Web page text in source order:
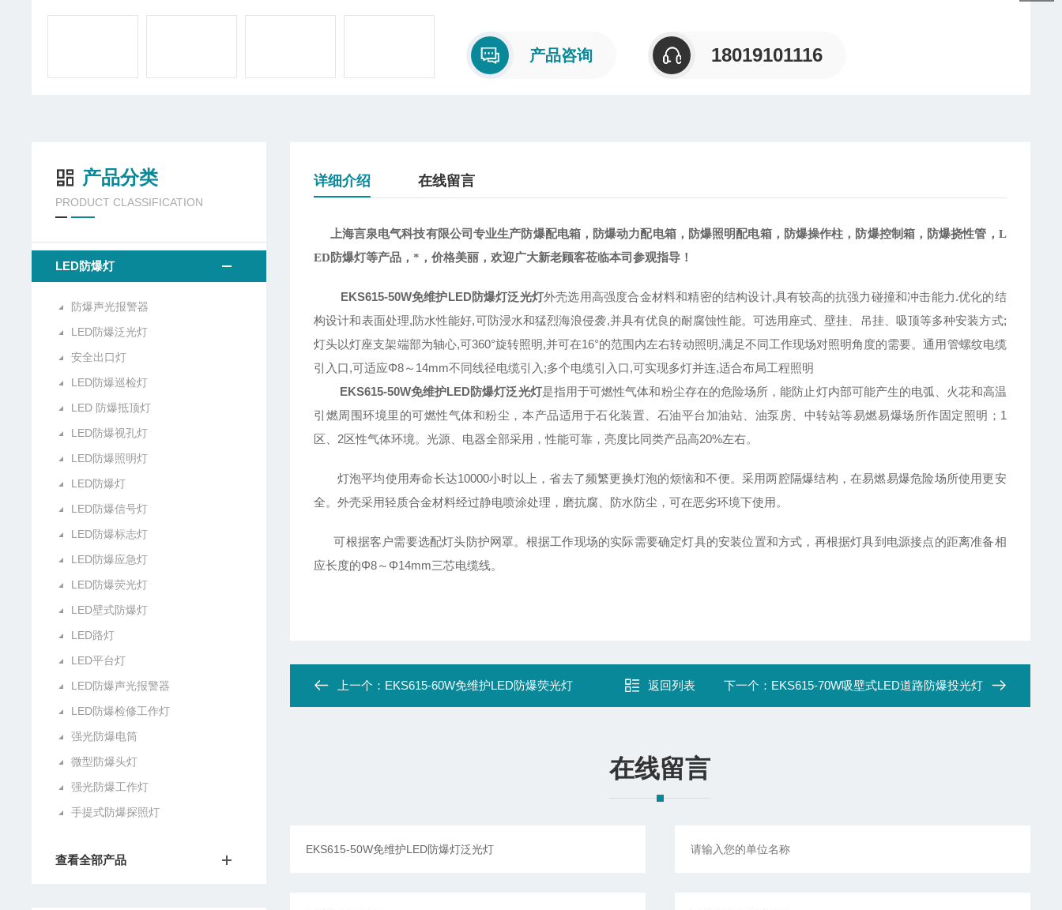
产品咨询 18019101116
产品分类
PRODUCT CLASSIFICATION
LED防爆灯
防爆声光报警器
LED防爆泛光灯
安全出口灯
LED防爆巡检灯
LED 防爆抵顶灯
LED防爆视孔灯
LED防爆照明灯
LED防爆灯
LED防爆信号灯
LED防爆标志灯
LED防爆应急灯
LED防爆荧光灯
LED壁式防爆灯
LED路灯
LED平台灯
LED防爆声光报警器
LED防爆检修工作灯
强光防爆电筒
微型防爆头灯
强光防爆工作灯
手提式防爆探照灯
查看全部产品
详细介绍 在线留言
上海言泉电气科技有限公司专业生产防爆配电箱，防爆动力配电箱，防爆照明配电箱，防爆操作柱，防爆控制箱，防爆挠性管， L
ED防爆灯等产品，*，价格美丽，欢迎广大新老顾客莅临本司参观指导！
EKS615-50W免维护LED防爆灯泛光灯外壳选用高强度合金材料和精密的结构设计,具有较高的抗强力碰撞和冲击能力.优化的结
构设计和表面处理,防水性能好,可防浸水和猛烈海浪侵袭,并具有优良的耐腐蚀性能。可选用座式、壁挂、吊挂、吸顶等多种安装方式;
灯头以灯座支架端部为轴心,可360°旋转照明,并可在16°的范围内左右转动照明,满足不同工作现场对照明角度的需要。通用管螺纹电缆
引入口,可适应Φ8～14mm不同线径电缆引入;多个电缆引入口,可实现多灯并连,适合布局工程照明
EKS615-50W免维护LED防爆灯泛光灯是指用于可燃性气体和粉尘存在的危险场所，能防止灯内部可能产生的电弧、火花和高温
引燃周围环境里的可燃性气体和粉尘，本产品适用于石化装置、石油平台加油站、油泵房、中转站等易燃易爆场所作固定照明；1
区、2区性气体环境。光源、电器全部采用，性能可靠，亮度比同类产品高20%左右。
灯泡平均使用寿命长达10000小时以上，省去了频繁更换灯泡的烦恼和不便。采用两腔隔爆结构，在易燃易爆危险场所使用更安
全。外壳采用轻质合金材料经过静电喷涂处理，磨抗腐、防水防尘，可在恶劣环境下使用。
可根据客户需要选配灯头防护网罩。根据工作现场的实际需要确定灯具的安装位置和方式，再根据灯具到电源接点的距离准备相
应长度的Φ8～Φ14mm三芯电缆线。
上一个： EKS615-60W免维护LED防爆荧光灯 返回列表 下一个： EKS615-70W吸壁式LED道路防爆投光灯
在线留言